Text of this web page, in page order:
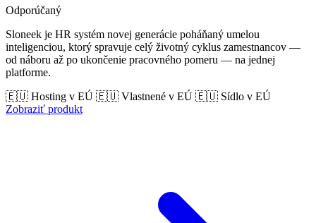
Odporúčaný
Sloneek je HR systém novej generácie poháňaný umelou
inteligenciou, ktorý spravuje celý životný cyklus zamestnancov —
od náboru až po ukončenie pracovného pomeru — na jednej
platforme.
🇪🇺 Hosting v EÚ 🇪🇺 Vlastnené v EÚ 🇪🇺 Sídlo v EÚ
Zobraziť produkt